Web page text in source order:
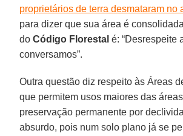
proprietários de terra desmataram no
para dizer que sua área é
doCódigo Florestalé: “Desrespeite
conversamos”.
Outra questão diz respeito às Áreas
que permitem usos maiores das
preservação permanente por
absurdo, pois num solo plano já se